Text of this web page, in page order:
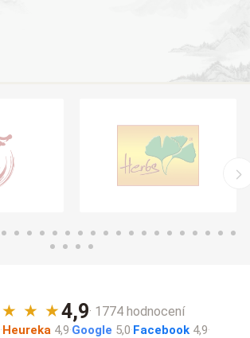
★ ★ ★4,9· 1774 hodnocení
·Heureka 4,9·Google 5,0·Facebook 4,9·